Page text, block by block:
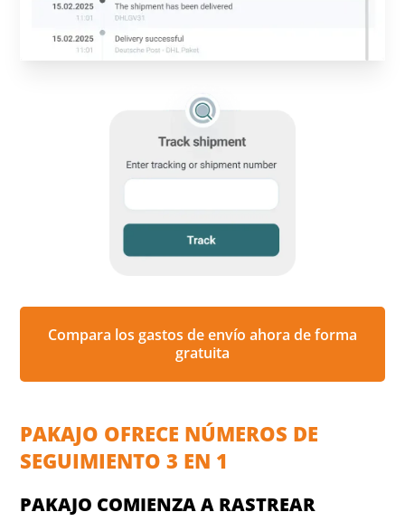
Compara los gastos de envío ahora de forma
gratuita
PAKAJO OFRECE NÚMEROS DE
SEGUIMIENTO 3 EN 1
PAKAJO COMIENZA A RASTREAR